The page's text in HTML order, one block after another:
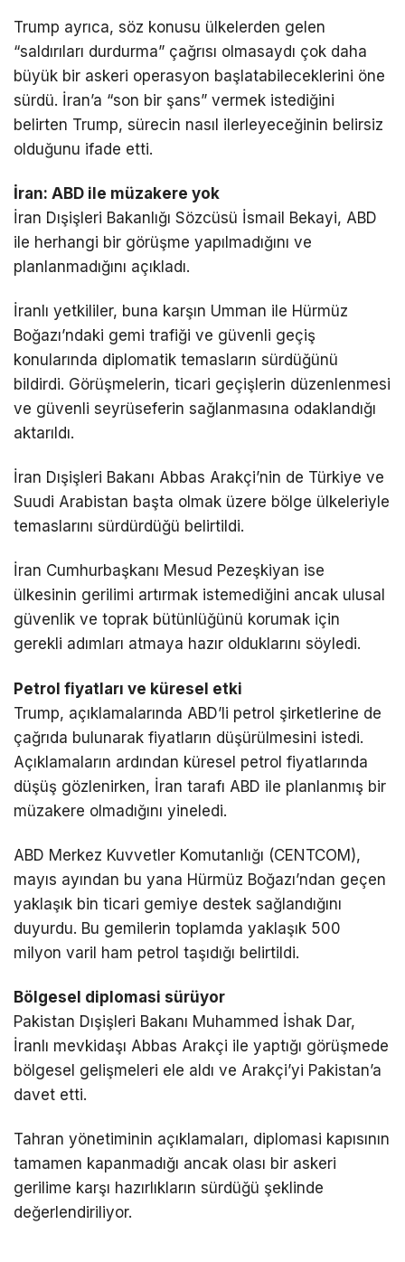
Trump ayrıca, söz konusu ülkelerden gelen
“saldırıları durdurma” çağrısı olmasaydı çok daha
büyük bir askeri operasyon başlatabileceklerini öne
sürdü. İran’a “son bir şans” vermek istediğini
belirten Trump, sürecin nasıl ilerleyeceğinin belirsiz
olduğunu ifade etti.
İran: ABD ile müzakere yok
İran Dışişleri Bakanlığı Sözcüsü İsmail Bekayi, ABD
ile herhangi bir görüşme yapılmadığını ve
planlanmadığını açıkladı.
İranlı yetkililer, buna karşın Umman ile Hürmüz
Boğazı’ndaki gemi trafiği ve güvenli geçiş
konularında diplomatik temasların sürdüğünü
bildirdi. Görüşmelerin, ticari geçişlerin düzenlenmesi
ve güvenli seyrüseferin sağlanmasına odaklandığı
aktarıldı.
İran Dışişleri Bakanı Abbas Arakçi’nin de Türkiye ve
Suudi Arabistan başta olmak üzere bölge ülkeleriyle
temaslarını sürdürdüğü belirtildi.
İran Cumhurbaşkanı Mesud Pezeşkiyan ise
ülkesinin gerilimi artırmak istemediğini ancak ulusal
güvenlik ve toprak bütünlüğünü korumak için
gerekli adımları atmaya hazır olduklarını söyledi.
Petrol fiyatları ve küresel etki
Trump, açıklamalarında ABD’li petrol şirketlerine de
çağrıda bulunarak fiyatların düşürülmesini istedi.
Açıklamaların ardından küresel petrol fiyatlarında
düşüş gözlenirken, İran tarafı ABD ile planlanmış bir
müzakere olmadığını yineledi.
ABD Merkez Kuvvetler Komutanlığı (CENTCOM),
mayıs ayından bu yana Hürmüz Boğazı’ndan geçen
yaklaşık bin ticari gemiye destek sağlandığını
duyurdu. Bu gemilerin toplamda yaklaşık 500
milyon varil ham petrol taşıdığı belirtildi.
Bölgesel diplomasi sürüyor
Pakistan Dışişleri Bakanı Muhammed İshak Dar,
İranlı mevkidaşı Abbas Arakçi ile yaptığı görüşmede
bölgesel gelişmeleri ele aldı ve Arakçi’yi Pakistan’a
davet etti.
Tahran yönetiminin açıklamaları, diplomasi kapısının
tamamen kapanmadığı ancak olası bir askeri
gerilime karşı hazırlıkların sürdüğü şeklinde
değerlendiriliyor.